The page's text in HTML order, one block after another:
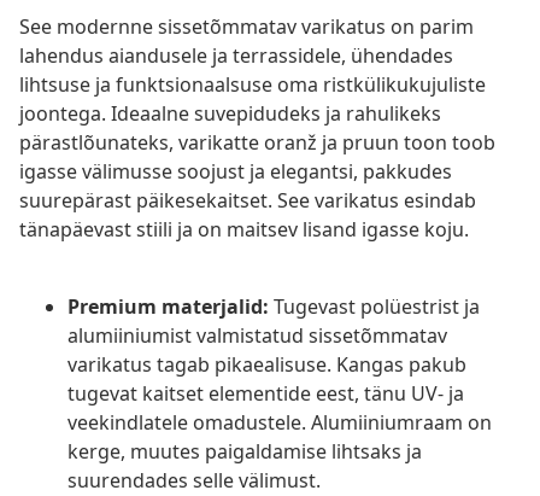
See modernne sissetõmmatav varikatus on parim
lahendus aiandusele ja terrassidele, ühendades
lihtsuse ja funktsionaalsuse oma ristkülikukujuliste
joontega. Ideaalne suvepidudeks ja rahulikeks
pärastlõunateks, varikatte oranž ja pruun toon toob
igasse välimusse soojust ja elegantsi, pakkudes
suurepärast päikesekaitset. See varikatus esindab
tänapäevast stiili ja on maitsev lisand igasse koju.
Premium materjalid: Tugevast polüestrist ja
alumiiniumist valmistatud sissetõmmatav
varikatus tagab pikaealisuse. Kangas pakub
tugevat kaitset elementide eest, tänu UV- ja
veekindlatele omadustele. Alumiiniumraam on
kerge, muutes paigaldamise lihtsaks ja
suurendades selle välimust.